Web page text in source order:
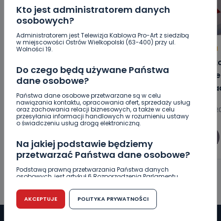
Kto jest administratorem danych
osobowych?
Administratorem jest Telewizja Kablowa Pro-Art z siedzibą
w miejscowości Ostrów Wielkopolski (63-400) przy ul.
Wolności 19.
Do czego będą używane Państwa
dane osobowe?
Państwa dane osobowe przetwarzane są w celu
nawiązania kontaktu, opracowania ofert, sprzedaży usług
oraz zachowania relacji biznesowych, a także w celu
przesyłania informacji handlowych w rozumieniu ustawy
o świadczeniu usług drogą elektroniczną.
Na jakiej podstawie będziemy
przetwarzać Państwa dane osobowe?
Podstawą prawną przetwarzania Państwa danych
osobowych, jest artykuł 6 Rozporządzenia Parlamentu
r. w sprawie ochrony osób fizycznych w związku z
przetwarzaniem danych osobowych w sprawie
swobodnego przepływu takich danych oraz uchylenia
dyrektywy 95/46/WE (RODO).
AKCEPTUJE POLITYKA PRYWATNOŚCI
HOT REGION
remoncie. W której gminie? [WIDEO]
09.08.2026 09:12
REGION